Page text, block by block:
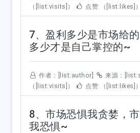
（[list:visits]）
点赞:（[list:likes]）
7、盈利多少是市场给
多少才是自己掌控的~
作者：[list:author] 来源：
（[list:visits]）
点赞:（[list:likes]）
8、市场恐惧我贪婪，
我恐惧~